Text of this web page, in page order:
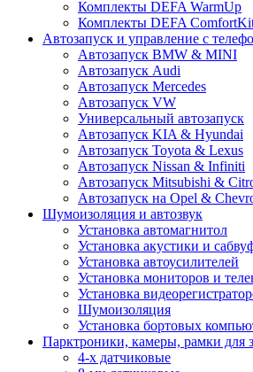
Комплекты DEFA WarmUp
Комплекты DEFA
Автозапуск и управление с
Автозапуск BMW & MINI
Автозапуск Audi
Автозапуск Mercedes
Автозапуск VW
Универсальный автозапуск
Автозапуск KIA & Hyundai
Автозапуск Toyota & Lexus
Автозапуск Nissan & Infiniti
Автозапуск Mitsubishi &
Автозапуск на Opel &
Шумоизоляция и автозвук
Установка автомагнитол
Установка акустики и
Установка автоусилителей
Установка мониторов и
Установка
Шумоизоляция
Установка бортовых
Парктроники, камеры, рамки для
4-х датчиковые